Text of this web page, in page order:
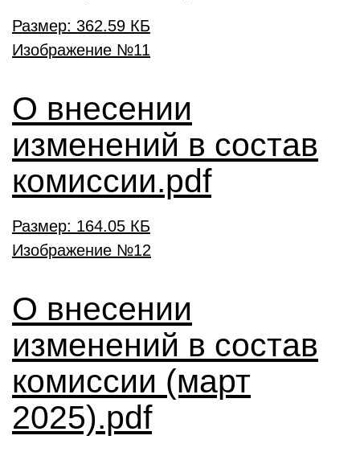
Размер: 362.59 КБ
О внесении
изменений в состав
комиссии.pdf
Размер: 164.05 КБ
О внесении
изменений в состав
комиссии (март
2025).pdf